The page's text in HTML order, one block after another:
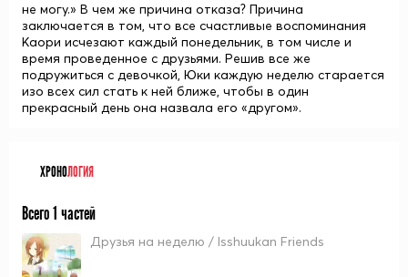
не могу.» В чем же причина отказа? Причина
заключается в том, что все счастливые воспоминания
Каори исчезают каждый понедельник, в том числе и
время проведенное с друзьями. Решив все же
подружиться с девочкой, Юки каждую неделю старается
изо всех сил стать к ней ближе, чтобы в один
прекрасный день она назвала его «другом».
ХРОНОЛОГИЯ
Всего 1 частей
Друзья на неделю / Isshuukan Friends